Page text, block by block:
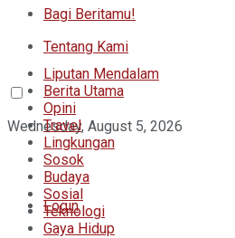
Bagi Beritamu!
Tentang Kami
Wednesday, August 5, 2026
Login
Liputan Mendalam
Berita Utama
Opini
Travel
Lingkungan
Sosok
Budaya
Sosial
Teknologi
Gaya Hidup